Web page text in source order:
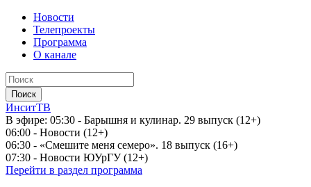
Новости
Телепроекты
Программа
О канале
ИнситТВ
В эфире: 05:30 - Барышня и кулинар. 29 выпуск (12+)
06:00 - Новости (12+)
06:30 - «Смешите меня семеро». 18 выпуск (16+)
07:30 - Новости ЮУрГУ (12+)
Перейти в раздел программа